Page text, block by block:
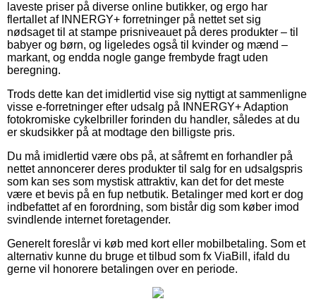
laveste priser på diverse online butikker, og ergo har
flertallet af INNERGY+ forretninger på nettet set sig
nødsaget til at stampe prisniveauet på deres produkter – til
babyer og børn, og ligeledes også til kvinder og mænd –
markant, og endda nogle gange frembyde fragt uden
beregning.
Trods dette kan det imidlertid vise sig nyttigt at sammenligne
visse e-forretninger efter udsalg på INNERGY+ Adaption
fotokromiske cykelbriller forinden du handler, således at du
er skudsikker på at modtage den billigste pris.
Du må imidlertid være obs på, at såfremt en forhandler på
nettet annoncerer deres produkter til salg for en udsalgspris
som kan ses som mystisk attraktiv, kan det for det meste
være et bevis på en fup netbutik. Betalinger med kort er dog
indbefattet af en forordning, som bistår dig som køber imod
svindlende internet foretagender.
Generelt foreslår vi køb med kort eller mobilbetaling. Som et
alternativ kunne du bruge et tilbud som fx ViaBill, ifald du
gerne vil honorere betalingen over en periode.